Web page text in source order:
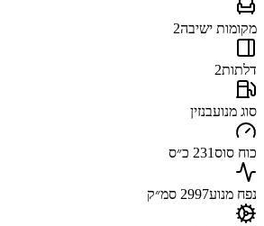
מקומות ישיבה2
דלתות2
סוג מנועבנזין
כוח סוס231 כ״ס
נפח מנוע2997 סמ״ק